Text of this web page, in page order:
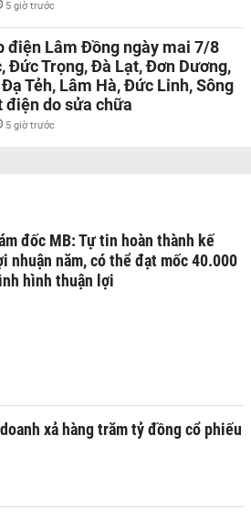
5 giờ trước
điện Lâm Đồng ngày mai 7/8
Đức Trọng, Đà Lạt, Đơn Dương,
Tẻh, Lâm Hà, Đức Linh, Sông
điện do sửa chữa
5 giờ trước
đốc MB: Tự tin hoàn thành kế
nhuận năm, có thể đạt mốc 40.000
hình thuận lợi
xả hàng trăm tỷ đồng cổ phiếu